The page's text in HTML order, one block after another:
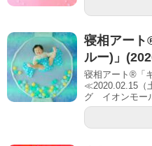
寝相アート
ルー)」
寝相アート®「
≪2020.02.15（
グ イオンモー